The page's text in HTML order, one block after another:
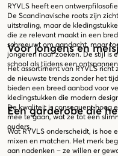
RYVLS heeft een
De Scandinavische roots zijn
uitstraling, maar de
die ze relevant maakt in een
schreeuwt om aandacht, maar
jongeren naar zoeken. De stijl is
school als tijdens een
Voor jongens en
Het assortiment van RYVLS
de nieuwste trends zonder het
bieden een breed aanbod voor
kledingstukken die modern
De kwaliteit is consequent hoog
mee te gaan, wat ze tot een
ouders.
Een garderobe die
Wat RYVLS onderscheidt, is hoe
mixen en matchen. Het merk
aan nadenken – ze willen er